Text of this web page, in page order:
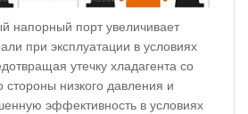
напорный порт увеличивает
при эксплуатации в условиях
утечку хладагента со
стороны низкого давления и
эффективность в условиях